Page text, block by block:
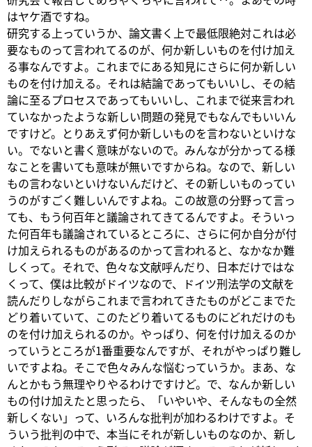
はヤケ酒ですね。
研究する上っていうか、論文書く上で最低限絶対これは必
要なものって言われてるのが、何か新しいものを付け加え
る事なんですよ。これまでにある知見にさらに何か新しい
ものを付け加える。それは結論であってもいいし、その結
論に至るプロセスであってもいいし、これまで従来言われ
ていなかったような新しい問題の発見でもなんでもいいん
ですけど。とりあえず何か新しいものを言わないといけな
い。でないと書く意味がないので。みんなが分かってる様
なことを書いても意味が無いですからね。なので、新しい
もの言わないといけないんだけど、その新しいものってい
うのがすごく難しいんですよね。この故意の分野って言っ
ても、もう何百年と議論されてきてるんですよ。そういっ
た何百年も議論されているところに、さらに何か自分が付
け加えられるものがあるのかって言われると、なかなか難
しくって。それで、色々な文献呼んだり、日本だけではな
くって、僕は比較がドイツなので、ドイツ刑法学の文献を
読んだりしながらこれまで言われてきたものがどこまでた
どり着いていて、このたどり着いてるものにどれだけのも
のを付け加えられるのか。やっぱり、何を付け加えるのか
っていうところが1番重要なんですが、それがやっぱり難し
いですよね。そこで色々みんな悩むっていうか。まあ、な
んとかもう無理やりやるわけですけど。で、なんか新しい
もの付け加えたと思ったら、「いやいや、そんなもの全然
新しくない」って、いろんな批判が加わるわけですよ。そ
ういう批判の中で、本当にそれが新しいものなのか、新し